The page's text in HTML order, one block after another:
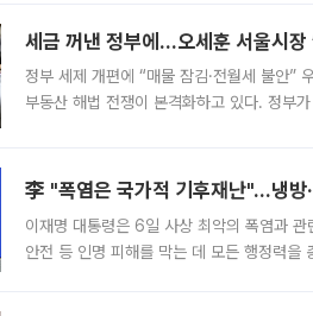
세금 꺼낸 정부에…오세훈 서울시
정부 세제 개편에 “매물 잠김·전월세 불안”
부동산 해법 전쟁이 본격화하고 있다. 정부
李 "폭염은 국가적 기후재난"…냉방
이재명 대통령은 6일 사상 최악의 폭염과
안전 등 인명 피해를 막는 데 모든 행정력을